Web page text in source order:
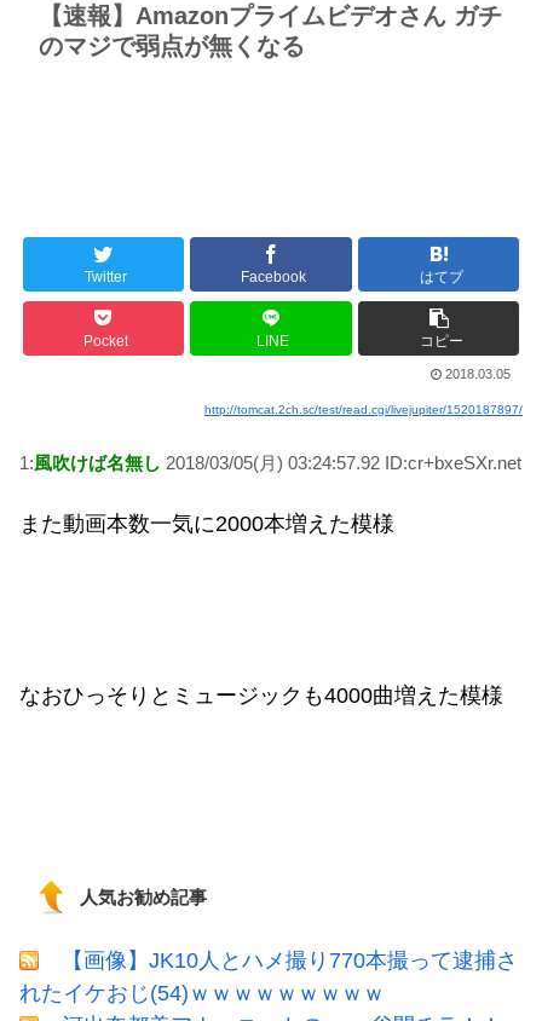
【速報】Amazonプライムビデオさん ガチ
のマジで弱点が無くなる
Twitter Facebook はてブ
Pocket LINE コピー
2018.03.05
http://tomcat.2ch.sc/test/read.cgi/livejupiter/1520187897/
1:風吹けば名無し 2018/03/05(月) 03:24:57.92 ID:cr+bxeSXr.net
また動画本数一気に2000本増えた模様
なおひっそりとミュージックも4000曲増えた模様
人気お勧め記事
【画像】JK10人とハメ撮り770本撮って逮捕さ
れたイケおじ(54)ｗｗｗｗｗｗｗｗｗ